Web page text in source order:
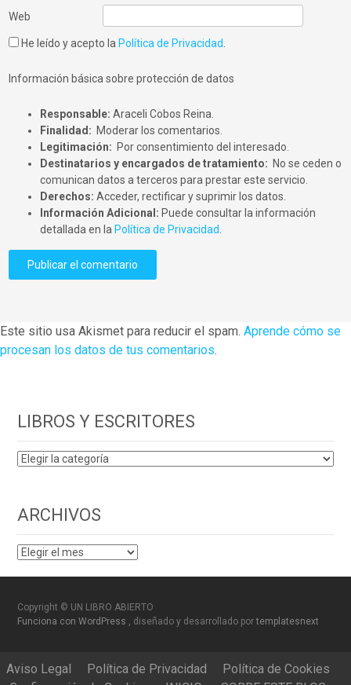
Web
He leído y acepto la Política de Privacidad
Información básica sobre protección de datos
Responsable: Araceli Cobos Reina.
Finalidad: Moderar los comentarios.
Legitimación: Por consentimiento del interesado.
Destinatarios y encargados de tratamiento: No se ceden o
comunican datos a terceros para prestar este servicio.
Derechos: Acceder, rectificar y suprimir los datos.
Información Adicional: Puede consultar la información
detallada en la Política de Privacidad
Este sitio usa Akismet para reducir el spam. Aprende cómo se
procesan los datos de tus comentarios.
LIBROS Y ESCRITORES
LIBROS
ARCHIVOS
ARCHIVOS
Copyright © UN LIBRO ABIERTO
Funciona con WordPress , diseñado y desarrollado portemplatesnext
Aviso Legal Política de Privacidad
Política de Cookies